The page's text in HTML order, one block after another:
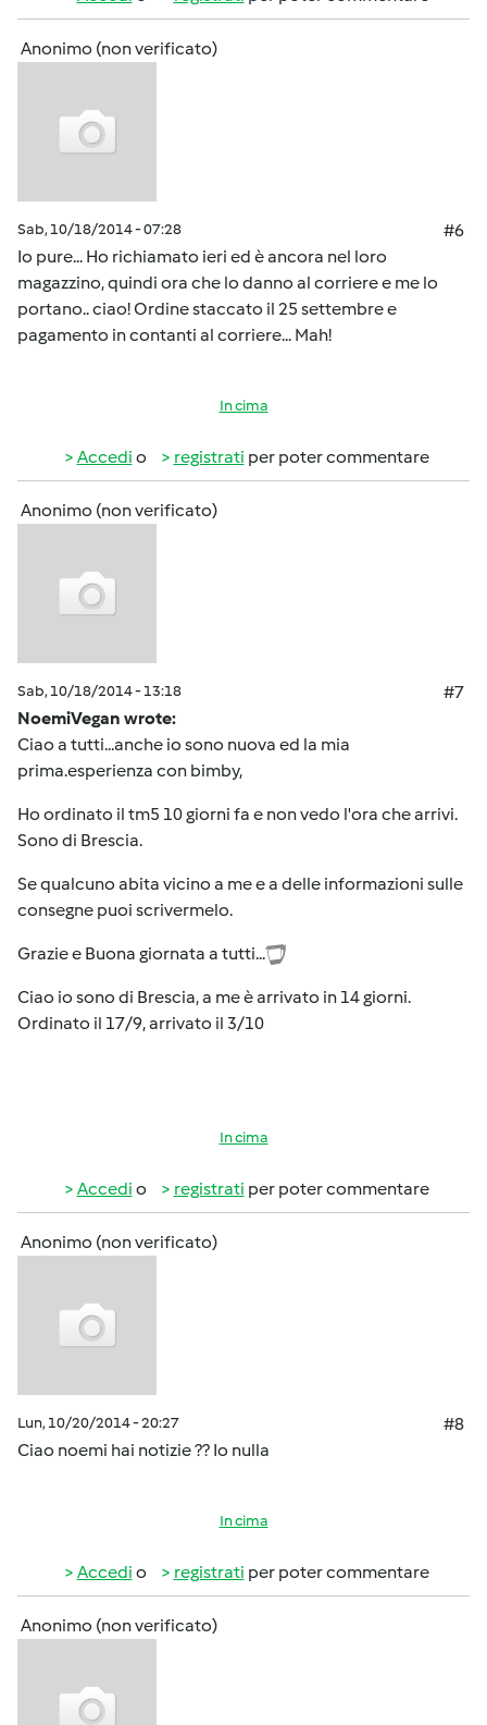
Anonimo (non verificato)
Sab, 10/18/2014 - 07:28
#6
Io pure... Ho richiamato ieri ed è ancora nel loro
magazzino, quindi ora che lo danno al corriere e me lo
portano.. ciao! Ordine staccato il 25 settembre e
pagamento in contanti al corriere... Mah!
In cima
Accedi o registrati per poter commentare
Anonimo (non verificato)
Sab, 10/18/2014 - 13:18
#7
NoemiVegan wrote:
Ciao a tutti...anche io sono nuova ed la mia
prima.esperienza con bimby,
Ho ordinato il tm5 10 giorni fa e non vedo l'ora che arrivi.
Sono di Brescia.
Se qualcuno abita vicino a me e a delle informazioni sulle
consegne puoi scrivermelo.
Grazie e Buona giornata a tutti...
Ciao io sono di Brescia, a me è arrivato in 14 giorni.
Ordinato il 17/9, arrivato il 3/10
In cima
Accedi o registrati per poter commentare
Anonimo (non verificato)
Lun, 10/20/2014 - 20:27
#8
Ciao noemi hai notizie ?? Io nulla
In cima
Accedi o registrati per poter commentare
Anonimo (non verificato)